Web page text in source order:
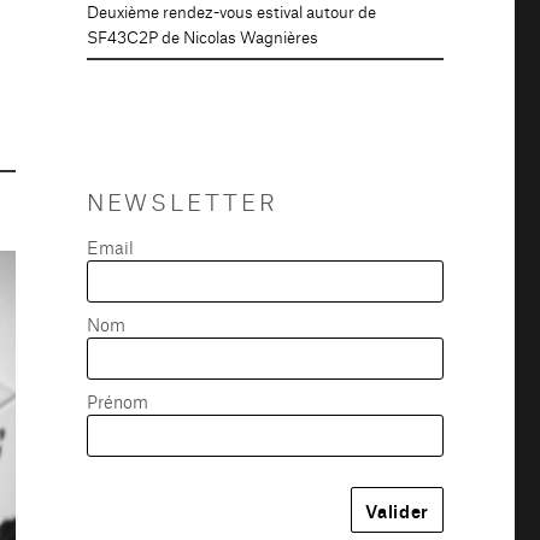
Deuxième rendez-vous estival autour de
SF43C2P de Nicolas Wagnières
NEWSLETTER
Email
Nom
Prénom